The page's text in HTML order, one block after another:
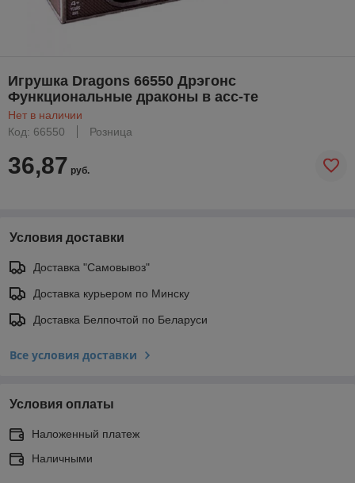
Игрушка Dragons 66550 Дрэгонс
Функциональные драконы в асс-те
Нет в наличии
Код: 66550
Розница
36,87 руб.
Условия доставки
Доставка "Самовывоз"
Доставка курьером по Минску
Доставка Белпочтой по Беларуси
Все условия доставки
Условия оплаты
Наложенный платеж
Наличными